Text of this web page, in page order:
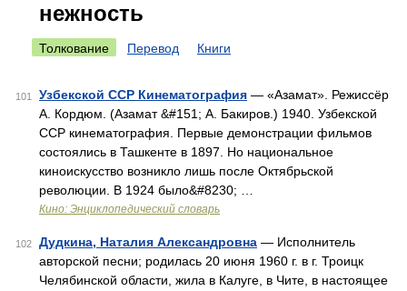
нежность
Толкование Перевод Книги
101 Узбекской ССР Кинематография — «Азамат». Режиссёр
А. Кордюм. (Азамат &#151; А. Бакиров.) 1940. Узбекской
ССР кинематография. Первые демонстрации фильмов
состоялись в Ташкенте в 1897. Но национальное
киноискусство возникло лишь после Октябрьской
революции. В 1924 было&#8230; …
Кино: Энциклопедический словарь
102 Дудкина, Наталия Александровна — Исполнитель
авторской песни; родилась 20 июня 1960 г. в г. Троицк
Челябинской области, жила в Калуге, в Чите, в настоящее